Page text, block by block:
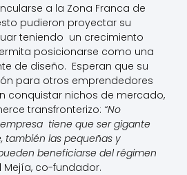
a la Zona Franca de
pudieron proyectar su
teniendo un crecimiento
posicionarse como una
de diseño. Esperan que su
para otros emprendedores
conquistar nichos de mercado,
transfronterizo: “No
tiene que ser gigante
también las pequeñas y
beneficiarse del régimen
Mejía, co-fundador.